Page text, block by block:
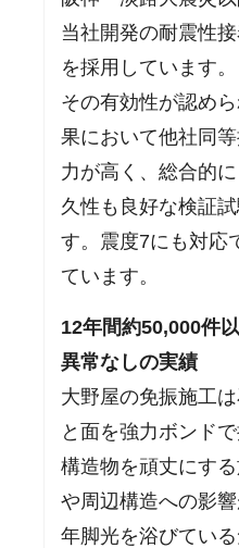
当社開発の耐震性
を採用しています
その有効性が認め
果において他社同
力が高く、総合的
久性も良好な検証
す。震度7にも対応
ています。
12年間約50,000件
異常なしの実績
大野屋の免振施工
と面を強力ボンド
構造物を頑丈にす
や周辺構造への影
年脚光を浴びてい